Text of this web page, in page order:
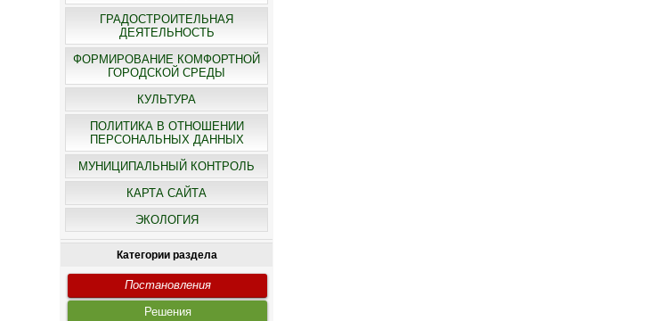
ГРАДОСТРОИТЕЛЬНАЯ
ДЕЯТЕЛЬНОСТЬ
ФОРМИРОВАНИЕ КОМФОРТНОЙ
ГОРОДСКОЙ СРЕДЫ
КУЛЬТУРА
ПОЛИТИКА В ОТНОШЕНИИ
ПЕРСОНАЛЬНЫХ ДАННЫХ
МУНИЦИПАЛЬНЫЙ КОНТРОЛЬ
КАРТА САЙТА
ЭКОЛОГИЯ
Категории раздела
Постановления
Решения